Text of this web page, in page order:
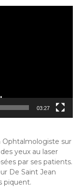
03:27
Ophtalmologiste sur
yeux au laser
par ses patients.
De Saint Jean
piquent.